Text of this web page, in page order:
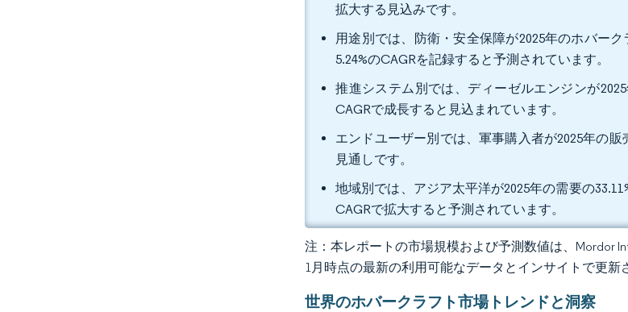
拡大する見込みです。
用途別では、防衛・安全保障が2025年のホバー
5.24%のCAGRを記録すると予測されています。
推進システム別では、ディーゼルエンジンが
CAGRで成長すると見込まれています。
エンドユーザー別では、軍事購入者が2025年の販
見通しです。
地域別では、アジア太平洋が2025年の需要の
CAGRで拡大すると予測されています。
注：本レポートの市場規模および予測数値は、Mordor
1月時点の最新の利用可能なデータとインサイトで更新
世界のホバークラフト市場トレンドと洞察